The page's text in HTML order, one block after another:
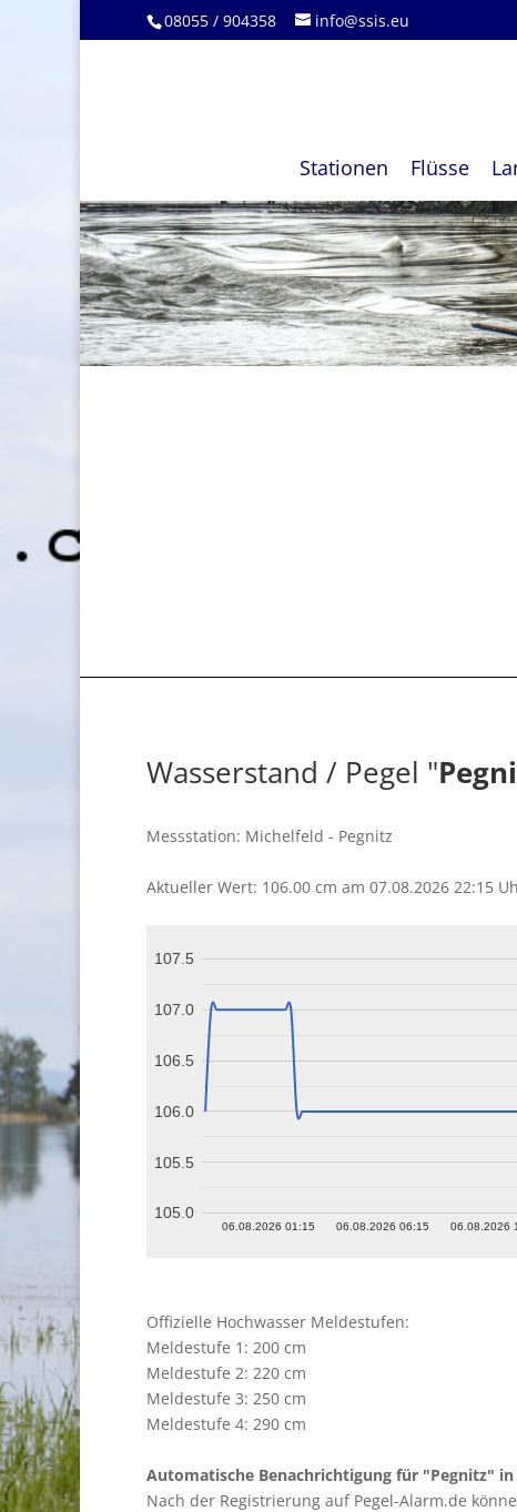
08055 / 904358 info@ssis.eu
Stationen Flüsse
Wasserstand / Pegel "
Messstation: Michelfeld - Pegnitz
Aktueller Wert: 106.00 cm am 07.08.2026 22:15
06.08.2026 01:15 06.08.2026 06:15 06.08.2026
105.0
105.5
106.0
106.5
107.0
107.5
Offizielle Hochwasser Meldestufen:
Meldestufe 1: 200 cm
Meldestufe 2: 220 cm
Meldestufe 3: 250 cm
Meldestufe 4: 290 cm
Automatische Benachrichtigung für "Pegnitz"
Nach der Registrierung auf Pegel-Alarm.de